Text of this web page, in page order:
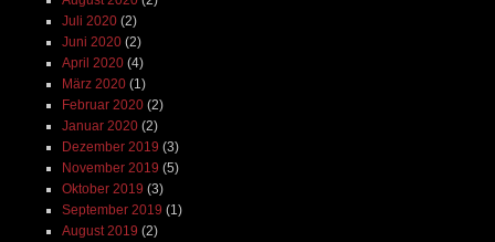
Juli 2020(2)
Juni 2020(2)
April 2020(4)
März 2020(1)
Februar 2020(2)
Januar 2020(2)
Dezember 2019 (3)
November 2019 (5)
Oktober 2019 (3)
September 2019 (1)
August 2019 (2)